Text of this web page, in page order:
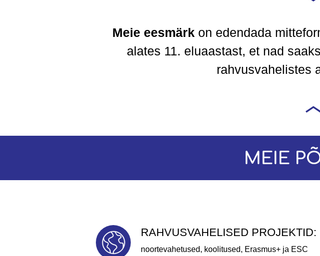
Meie eesmärk on edendada
alates 11. eluaastast, et nad
rahvusvahelistes
MEIE
RAHVUSVAHELISED PROJEKTID:
noortevahetused, koolitused, Erasmus+ ja ESC